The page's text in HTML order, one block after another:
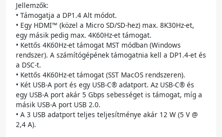
Jellemzők:
• Támogatja a DP1.4 Alt módot.
• Egy HDMI™ (közel a Micro SD/SD-hez) max. 8K30Hz-et,
egy másik pedig max. 4K60Hz-et támogat.
• Kettős 4K60Hz-et támogat MST módban (Windows
rendszer). A számítógépének támogatnia kell a DP1.4-et és
a DSC-t.
• Kettős 4K60Hz-et támogat (SST MacOS rendszeren).
• Két USB-A port és egy USB-C® adatport. Az USB-C® és
egy USB-A port akár 5 Gbps sebességet is támogat, míg a
másik USB-A port USB 2.0.
• A 3 USB adatport teljes teljesítménye akár 12 W (5 V @
2,4 A).